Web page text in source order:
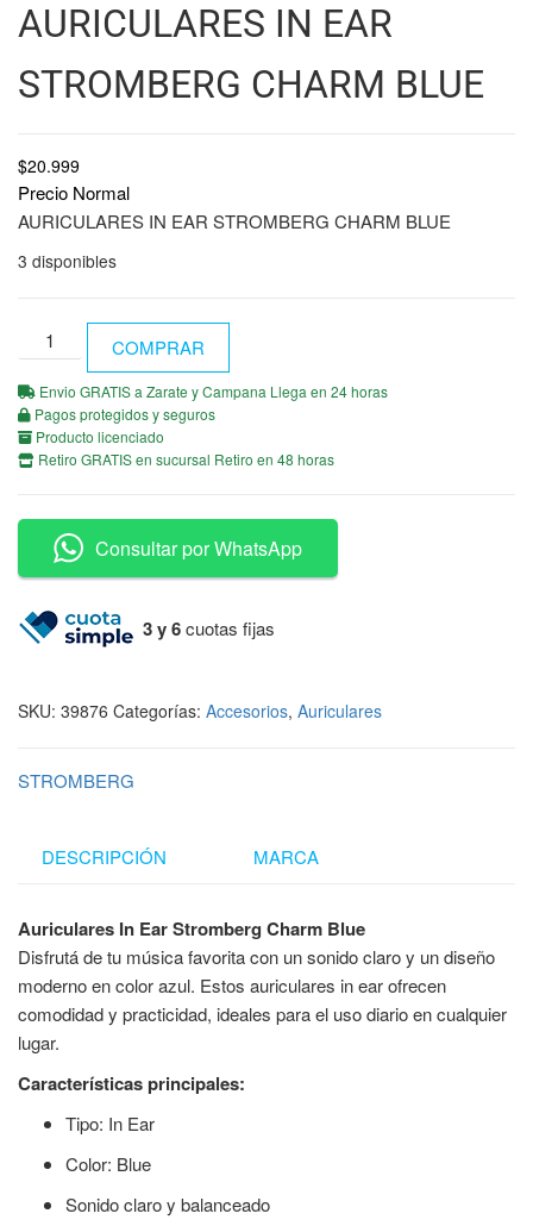
AURICULARES IN EAR
STROMBERG CHARM BLUE
$20.999
Precio Normal
AURICULARES IN EAR STROMBERG CHARM BLUE
3 disponibles
COMPRAR
Envio GRATIS a Zarate y Campana Llega en 24 horas
Pagos protegidos y seguros
Producto licenciado
Retiro GRATIS en sucursal Retiro en 48 horas
Consultar por WhatsApp
3 y 6cuotas fijas
SKU: 39876 Categorías: Accesorios, Auriculares
STROMBERG
DESCRIPCIÓN MARCA
Auriculares In Ear Stromberg Charm Blue
Disfrutá de tu música favorita con un sonido claro y un diseño
moderno en color azul. Estos auriculares in ear ofrecen
comodidad y practicidad, ideales para el uso diario en cualquier
lugar.
Características principales:
Tipo: In Ear
Color: Blue
Sonido claro y balanceado